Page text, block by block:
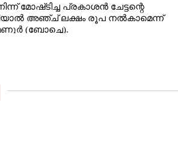
മോഷ്‌ടിച്ച പ്രകാശൻ ചേട്ടന്റെ
അഞ്ച് ലക്ഷം രൂപ നൽകാമെന്ന്
(ബോച്ചെ).